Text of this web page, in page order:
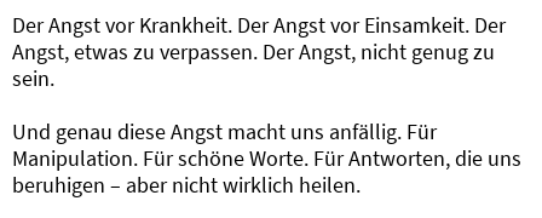
Der Angst vor Krankheit. Der Angst vor Einsamkeit. Der
Angst, etwas zu verpassen. Der Angst, nicht genug zu
sein.
Und genau diese Angst macht uns anfällig. Für
Manipulation. Für schöne Worte. Für Antworten, die uns
beruhigen – aber nicht wirklich heilen.